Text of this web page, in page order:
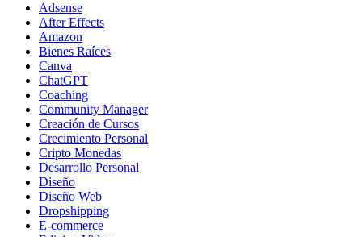
Adsense
After Effects
Amazon
Bienes Raíces
Canva
ChatGPT
Coaching
Community Manager
Creación de Cursos
Crecimiento Personal
Cripto Monedas
Desarrollo Personal
Diseño
Diseño Web
Dropshipping
E-commerce